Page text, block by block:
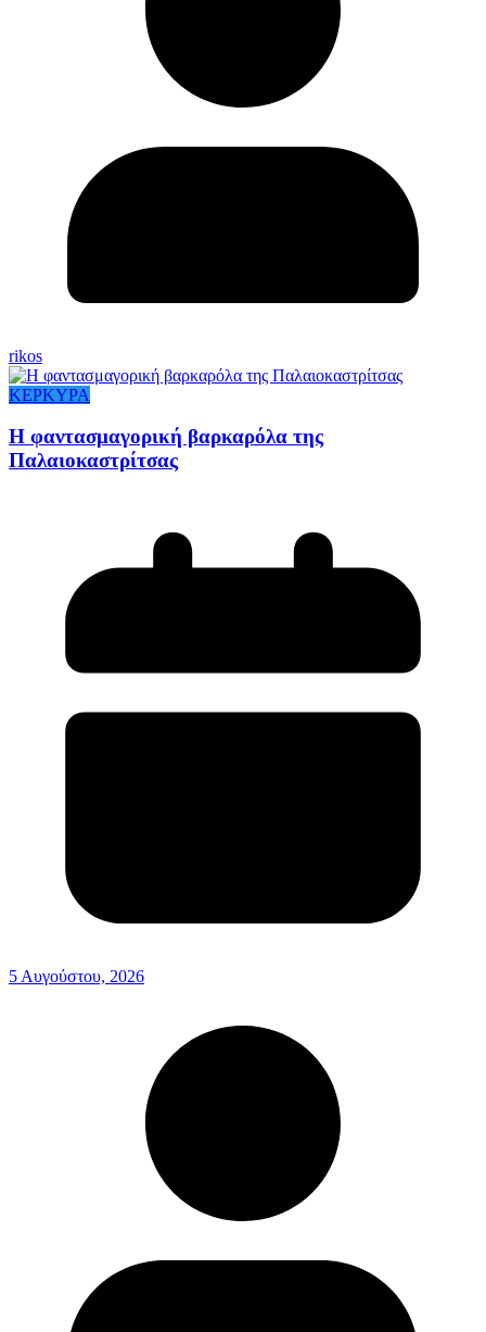
rikos
ΚΕΡΚΥΡΑ
Η φαντασμαγορική βαρκαρόλα της
Παλαιοκαστρίτσας
5 Αυγούστου, 2026